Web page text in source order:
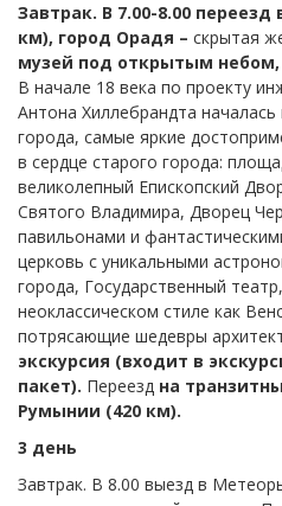
Завтрак. В 7.00-8.00
км), город Орадя – скрытая
музей под открытым небом,
В начале 18 века по проекту
Антона Хиллебрандта
города, самые яркие
в сердце старого города:
великолепный Епископский
Святого Владимира, Дворец
павильонами и
церковь с уникальными
города, Государственный
неоклассическом стиле как
потрясающие шедевры
экскурсия (входит в
пакет). Переезд на
Румынии (420 км).
3 день
Завтрак. В 8.00 выезд в